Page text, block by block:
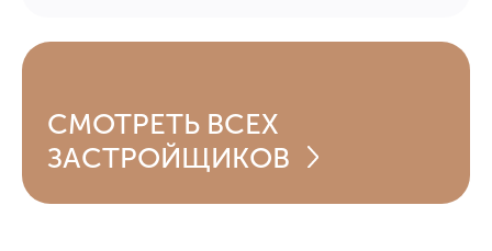
СМОТРЕТЬ ВСЕХ
ЗАСТРОЙЩИКОВ